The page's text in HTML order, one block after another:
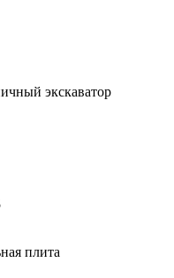
экскаватор
плита